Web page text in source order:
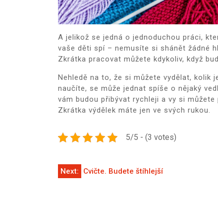
A jelikož se jedná o jednoduchou práci,
vaše děti spí – nemusíte si shánět žádné
Zkrátka pracovat můžete kdykoliv, když
Nehledě na to, že si můžete vydělat, kolik
naučíte, se může jednat spíše o nějaký
vám budou přibývat rychleji a vy si
Zkrátka výdělek máte jen ve svých rukou.
5/5 - (3 votes)
Navigace
Next: Cvičte. Budete štíhlejší